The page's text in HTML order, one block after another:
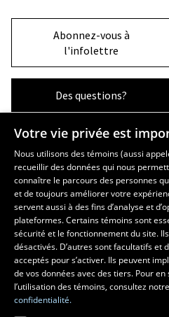
Abonnez-vous à
l'infolettre
Des questions?
La Faculté et ses écoles
Faculté d’aménagement,
École d’art
École supérieure d’aménagement
régional
École d’architecture
École de design
Votre vie privée est
Nous utilisons des témoins (aussi
recueillir des données qui nous
connaître le parcours des personnes
et de toujours améliorer votre
servent aussi à des fins d’analyse et
plateformes. Certains témoins sont
sécurité et le fonctionnement du site.
désactivés. D’autres sont facultatifs et
acceptés pour s’activer. Ils peuvent
de vos données avec des tiers. Pour
l’utilisation des témoins, consultez notre
confidentialité.